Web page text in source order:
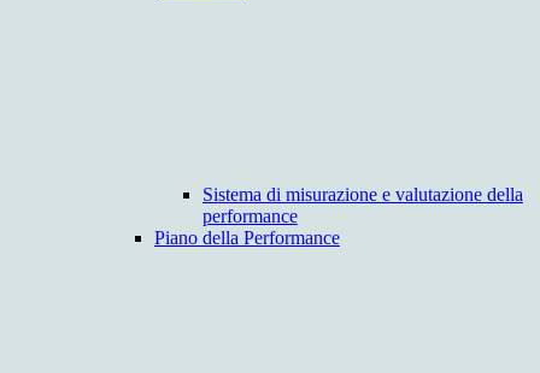
Sistema di misurazione e valutazione della
performance
Piano della Performance